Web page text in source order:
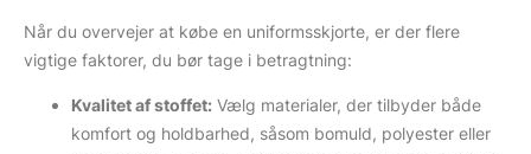
Når du overvejer at købe en uniformsskjorte, er der flere
vigtige faktorer, du bør tage i betragtning:
Kvalitet af stoffet: Vælg materialer, der tilbyder både
komfort og holdbarhed, såsom bomuld, polyester eller